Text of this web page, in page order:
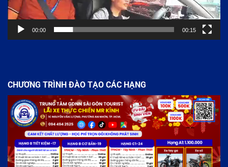
00:00 00:15
CHƯƠNG TRÌNH ĐÀO TẠO CÁC HẠNG